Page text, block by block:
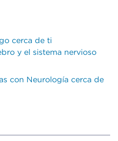
cerca de ti
y el sistema nervioso
con Neurología cerca de